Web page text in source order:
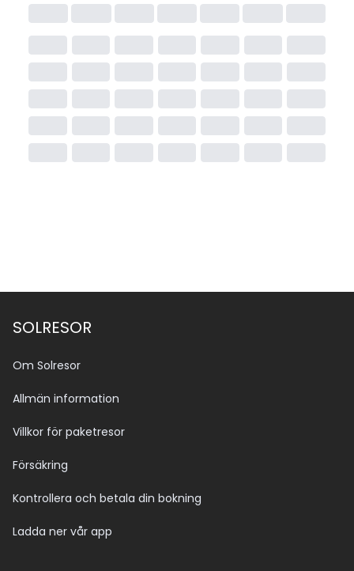
SOLRESOR
Om Solresor
Allmän information
Villkor för paketresor
Försäkring
Kontrollera och betala din bokning
Ladda ner vår app